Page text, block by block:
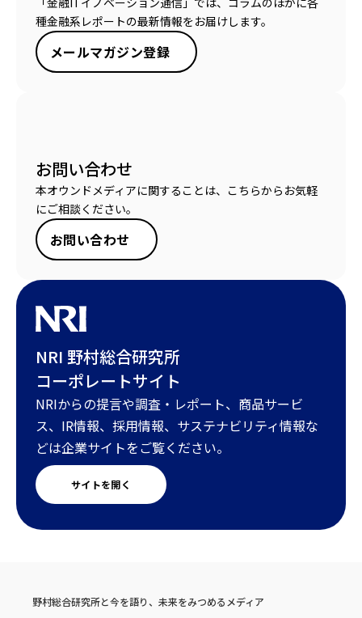
種金融系レポートの最新情報をお届けします。
メールマガジン登録
お問い合わせ
本オウンドメディアに関することは、こちらからお気軽
にご相談ください。
お問い合わせ
NRI 野村総合研究所
コーポレートサイト
NRIからの提言や調査・レポート、商品サービ
ス、IR情報、採用情報、サステナビリティ情報な
どは企業サイトをご覧ください。
サイトを開く
野村総合研究所と今を語り、未来をみつめるメディア